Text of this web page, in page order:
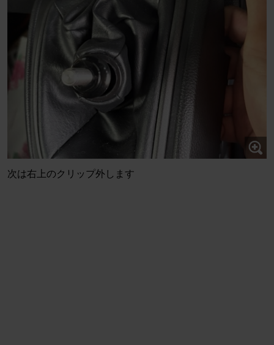
次は右上のクリップ外します